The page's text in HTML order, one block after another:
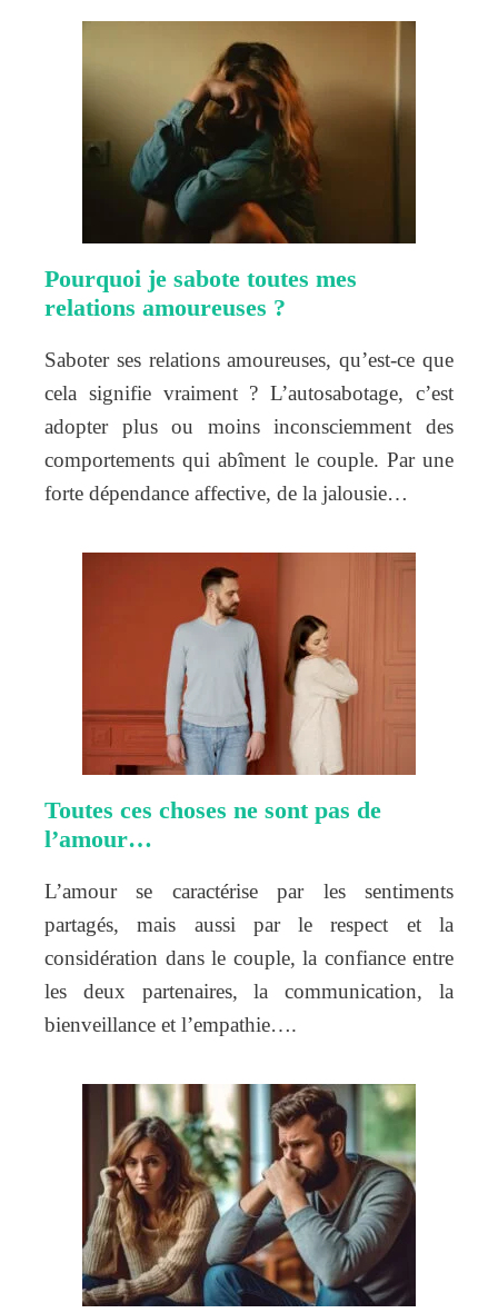
Pourquoi je sabote toutes mes
relations amoureuses ?
Saboter ses relations amoureuses, qu’est-ce que
cela signifie vraiment ? L’autosabotage, c’est
adopter plus ou moins inconsciemment des
comportements qui abîment le couple. Par une
forte dépendance affective, de la jalousie…
Toutes ces choses ne sont pas de
l’amour…
L’amour se caractérise par les sentiments
partagés, mais aussi par le respect et la
considération dans le couple, la confiance entre
les deux partenaires, la communication, la
bienveillance et l’empathie….